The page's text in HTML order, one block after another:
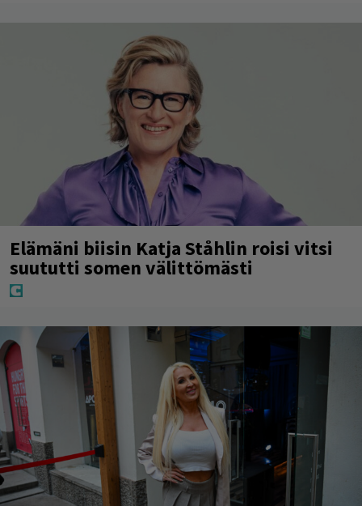
Elämäni biisin Katja Ståhlin roisi vitsi
suututti somen välittömästi